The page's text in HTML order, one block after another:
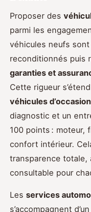
Proposer des
parmi les
véhicules neufs
reconditionnés puis
garanties et
Cette rigueur
véhicules d’occasion
diagnostic et un
100 points : moteur,
confort intérieur.
transparence totale,
consultable pour
Les services
s’accompagnent